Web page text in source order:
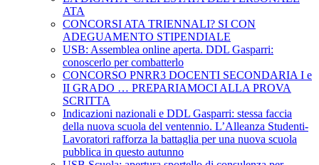
ATA
CONCORSI ATA TRIENNALI? SI CON
ADEGUAMENTO STIPENDIALE
USB: Assemblea online aperta. DDL Gasparri:
conoscerlo per combatterlo
CONCORSO PNRR3 DOCENTI SECONDARIA I e
II GRADO … PREPARIAMOCI ALLA PROVA
SCRITTA
Indicazioni nazionali e DDL Gasparri: stessa faccia
della nuova scuola del ventennio. L’Alleanza Studenti-
Lavoratori rafforza la battaglia per una nuova scuola
pubblica in questo autunno